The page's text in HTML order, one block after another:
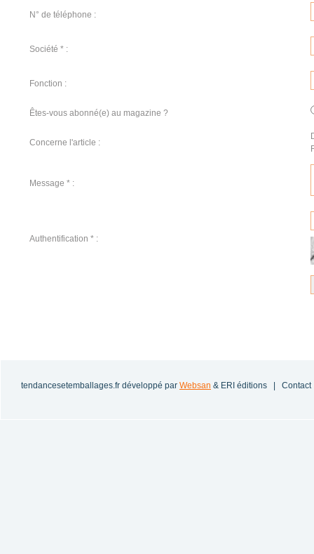
N° de téléphone :
Société * :
Fonction :
Êtes-vous abonné(e) au magazine ?
Concerne l'article :
Message * :
Authentification * :
tendancesetemballages.fr développé par Websan & ERI éditions | Contact